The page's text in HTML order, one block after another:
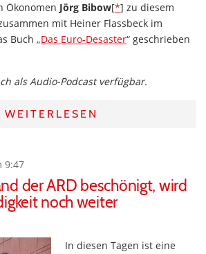
Ökonomen Jörg Bibow[*] zu diesem
mit Heiner Flassbeck im
Buch „Das Euro-Desaster“ geschrieben
als Audio-Podcast verfügbar.
WEITERLESEN
9:47
der ARD beschönigt, wird
noch weiter
In diesen Tagen ist eine